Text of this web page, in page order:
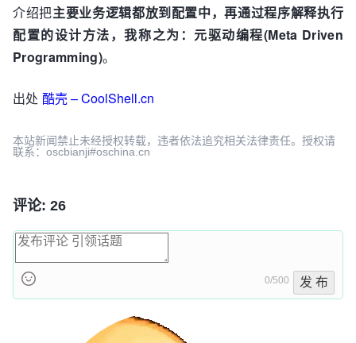
介绍把主要业务逻辑都放到配置中，再通过程序解释执行
配置的设计方法，我称之为：元驱动编程(Meta Driven
Programming)。
出处 酷壳 – CoolShell.cn
本站新闻禁止未经授权转载，违者依法追究相关法律责任。授权请
联系：oscbianji#oschina.cn
评论: 26
0/500 发 布